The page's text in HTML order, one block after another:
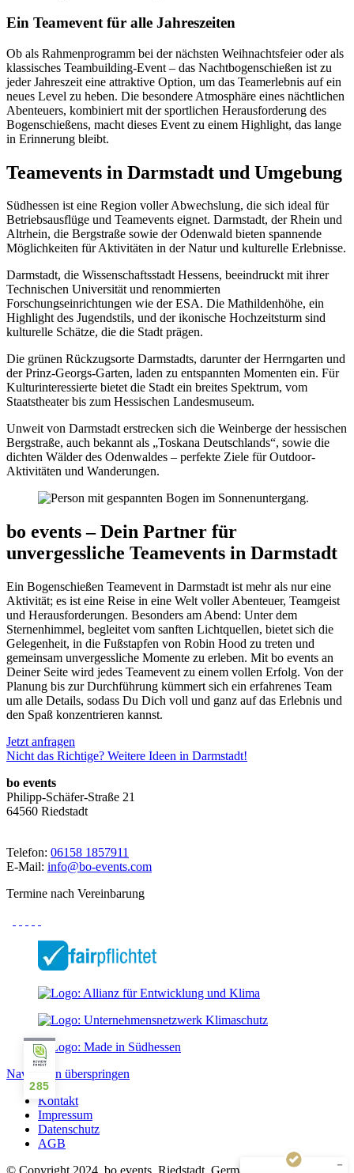
Ein Teamevent für alle Jahreszeiten
Ob als Rahmenprogramm bei der nächsten Weihnachtsfeier oder als
klassisches Teambuilding-Event – das Nachtbogenschießen ist zu
jeder Jahreszeit eine attraktive Option, um das Teamerlebnis auf ein
neues Level zu heben. Die besondere Atmosphäre eines nächtlichen
Abenteuers, kombiniert mit der sportlichen Herausforderung des
Bogenschießens, macht dieses Event zu einem Highlight, das lange
in Erinnerung bleibt.
Teamevents in Darmstadt und Umgebung
Südhessen ist eine Region voller Abwechslung, die sich ideal für
Betriebsausflüge und Teamevents eignet. Darmstadt, der Rhein und
Altrhein, die Bergstraße sowie der Odenwald bieten spannende
Möglichkeiten für Aktivitäten in der Natur und kulturelle Erlebnisse.
Darmstadt, die Wissenschaftsstadt Hessens, beeindruckt mit ihrer
Technischen Universität und renommierten
Forschungseinrichtungen wie der ESA. Die Mathildenhöhe, ein
Highlight des Jugendstils, und der ikonische Hochzeitsturm sind
kulturelle Schätze, die die Stadt prägen.
Die grünen Rückzugsorte Darmstadts, darunter der Herrngarten und
der Prinz-Georgs-Garten, laden zu entspannten Momenten ein. Für
Kulturinteressierte bietet die Stadt ein breites Spektrum, vom
Staatstheater bis zum Hessischen Landesmuseum.
Unweit von Darmstadt erstrecken sich die Weinberge der hessischen
Bergstraße, auch bekannt als „Toskana Deutschlands“, sowie die
dichten Wälder des Odenwaldes – perfekte Ziele für Outdoor-
Aktivitäten und Wanderungen.
bo events – Dein Partner für
unvergessliche Teamevents in Darmstadt
Ein Bogenschießen Teamevent in Darmstadt ist mehr als nur eine
Aktivität; es ist eine Reise in eine Welt voller Abenteuer, Teamgeist
und Herausforderungen. Besonders am Abend: Unter dem
Sternenhimmel, begleitet vom sanften Lichtquellen, bietet sich die
Gelegenheit, in die Fußstapfen von Robin Hood zu treten und
gemeinsam unvergessliche Momente zu erleben. Mit bo events an
Deiner Seite wird jedes Teamevent zu einem vollen Erfolg. Von der
Planung bis zur Durchführung kümmert sich ein erfahrenes Team
um alle Details, sodass Du Dich voll und ganz auf das Erlebnis und
den Spaß konzentrieren kannst.
Jetzt anfragen
Nicht das Richtige? Weitere Ideen in Darmstadt!
bo events
Philipp-Schäfer-Straße 21
64560 Riedstadt
Telefon: 06158 1857911
E-Mail: info@bo-events.com
Termine nach Vereinbarung
Navigation überspringen
Kontakt
Impressum
Datenschutz
AGB
152
285